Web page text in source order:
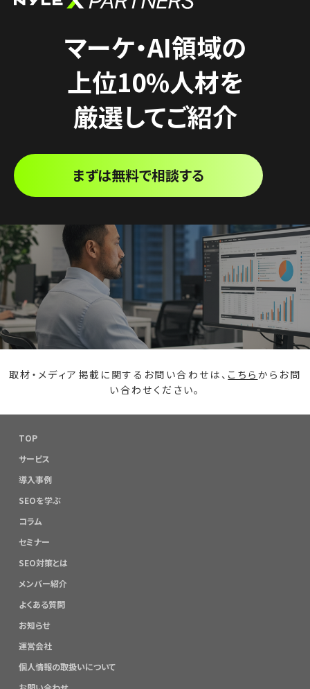
マーケ・AI領域の
上位10%人材を
厳選してご紹介
まずは無料で相談する
取材・メディア掲載に関するお問い合わせは、 こちら からお問
い合わせください。
TOP
サービス
導入事例
SEOを学ぶ
コラム
セミナー
SEO対策とは
メンバー紹介
よくある質問
お知らせ
運営会社
個人情報の取扱いについて